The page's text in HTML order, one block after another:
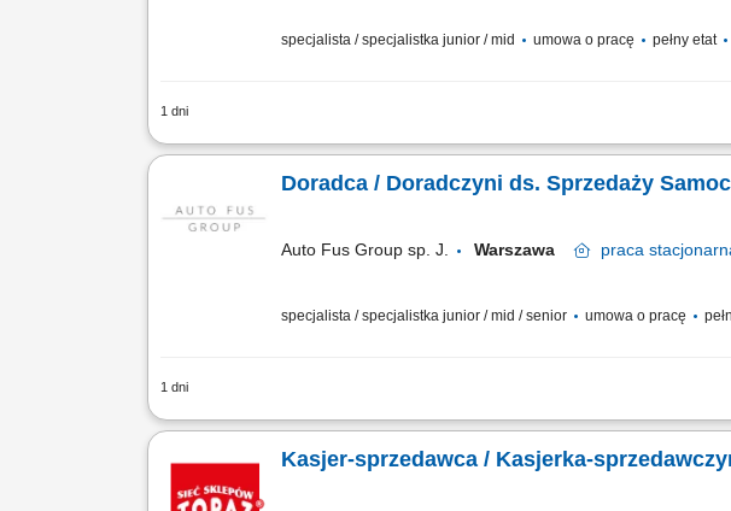
specjalista / specjalistka junior / mid umowa o pracę pełny etat
1 dni
Twoje zadania profesjonalna obsługa klientów, doradztwo w
Doradca / Doradczyni ds. Sprzedaży
Auto Fus Group sp. J. Warszawa praca
specjalista / specjalistka junior / mid / senior umowa o pracę
1 dni
Motoryzacja to Twoja pasja, a sprzedaż daje Ci satysfakcję?
Kasjer-sprzedawca / Kasjerka-